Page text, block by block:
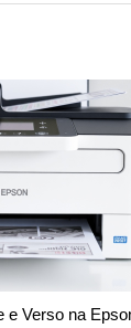
e Verso na